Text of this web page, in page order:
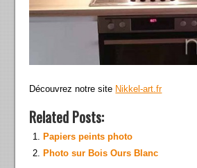
Découvrez notre site Nikkel-art.fr
Related Posts:
Papiers peints photo
Photo sur Bois Ours Blanc